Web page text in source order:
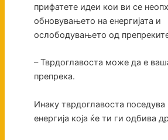
прифатете идеи кои ви се
обновувањето на енергијата и
ослободувањето од
– Тврдоглавоста може да е
препрека.
Инаку тврдоглавоста поседува
енергија која ќе ти ги одбива